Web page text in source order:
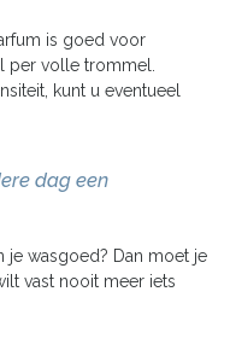
is goed voor
per volle trommel.
kunt u eventueel
dag een
je wasgoed? Dan moet je
vast nooit meer iets